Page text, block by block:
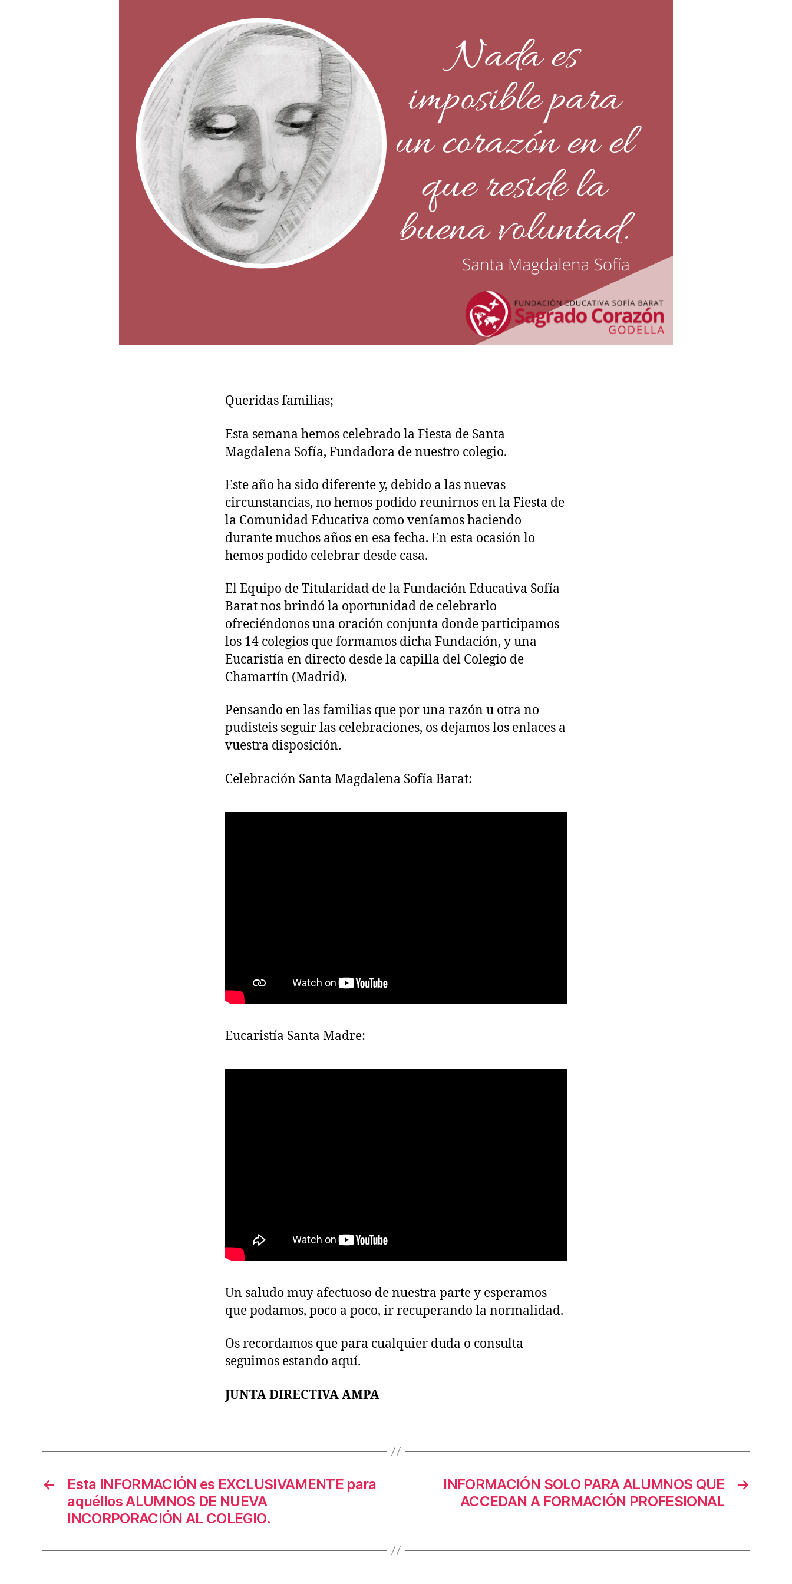
Queridas familias;
Esta semana hemos celebrado la Fiesta de Santa
Magdalena Sofía, Fundadora de nuestro colegio.
Este año ha sido diferente y, debido a las nuevas
circunstancias, no hemos podido reunirnos en la Fiesta de
la Comunidad Educativa como veníamos haciendo
durante muchos años en esa fecha. En esta ocasión lo
hemos podido celebrar desde casa.
El Equipo de Titularidad de la Fundación Educativa Sofía
Barat nos brindó la oportunidad de celebrarlo
ofreciéndonos una oración conjunta donde participamos
los 14 colegios que formamos dicha Fundación, y una
Eucaristía en directo desde la capilla del Colegio de
Chamartín (Madrid).
Pensando en las familias que por una razón u otra no
pudisteis seguir las celebraciones, os dejamos los enlaces a
vuestra disposición.
Celebración Santa Magdalena Sofía Barat:
Eucaristía Santa Madre:
Un saludo muy afectuoso de nuestra parte y esperamos
que podamos, poco a poco, ir recuperando la normalidad.
Os recordamos que para cualquier duda o consulta
seguimos estando aquí.
JUNTA DIRECTIVA AMPA
←
Esta INFORMACIÓN es EXCLUSIVAMENTE para
aquéllos ALUMNOS DE NUEVA
INCORPORACIÓN AL COLEGIO.
→
INFORMACIÓN SOLO PARA ALUMNOS QUE
ACCEDAN A FORMACIÓN PROFESIONAL